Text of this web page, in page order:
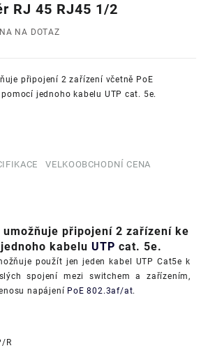
RJ 45 RJ45 1/2
NA DOTAZ
připojení 2 zařízení včetně PoE
jednoho kabelu UTP cat. 5e.
VELKOOBCHODNÍ CENA
připojení 2 zařízení ke
kabelu UTP cat. 5e.
použít jen jeden kabel UTP Cat5e k
spojení mezi switchem a zařízením,
napájení PoE 802.3af/at.
R